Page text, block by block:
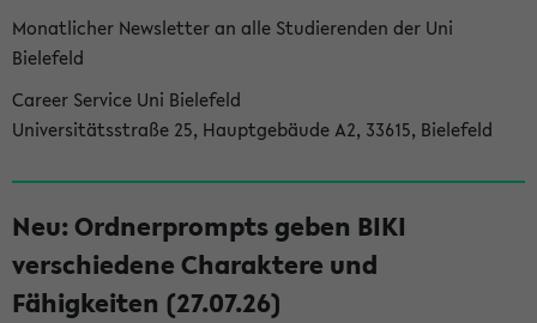
Monatlicher Newsletter an alle Studierenden der Uni
Bielefeld
Career Service Uni Bielefeld
Universitätsstraße 25, Hauptgebäude A2, 33615, Bielefeld
Neu: Ordnerprompts geben BIKI
verschiedene Charaktere und
Fähigkeiten (27.07.26)